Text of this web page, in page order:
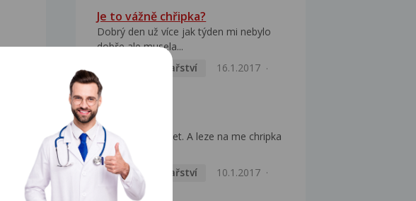
Je to vážně chřipka?
Dobrý den už více jak týden mi nebylo
dobře ale musela...
Praktické lékařství
16.1.2017
Nikol kralikova
Chřipka
Dobry je my 15 let. A leze na me chripka
a ted si...
Praktické lékařství
10.1.2017
Adélka